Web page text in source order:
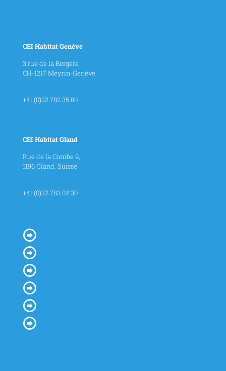
CEI Habitat Genève
3 rue de la Bergère
CH-1217 Meyrin-Genève
+41 (0)22 782 35 80
CEI Habitat Gland
Rue de la Combe 9,
1196 Gland, Suisse
+41 (0)22 783 02 30